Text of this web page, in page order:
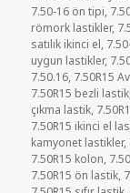
7.50-16 ön tipi,
römork lastikler,
satılık ikinci el,
uygun lastikler,
7.50.16, 7.50R15
7.50R15 bezli lastik
çıkma lastik,
7.50R15 ikinci el
kamyonet lastikler,
7.50R15 kolon,
7.50R15 ön lastik,